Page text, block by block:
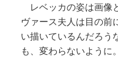
レベッカの姿は画像
ヴァース夫人は目の前
い描いているんだろう
も、変わらないように。